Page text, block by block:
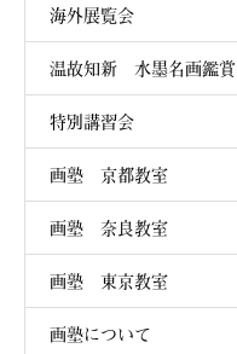
海外展覧会
温故知新 水墨名画鑑賞
特別講習会
画塾 京都教室
画塾 奈良教室
画塾 東京教室
画塾について